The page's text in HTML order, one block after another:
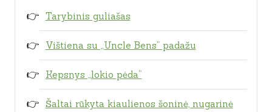
Tarybinis guliašas
Vištiena su „Uncle Bens” padažu
Kepsnys „lokio pėda“
Šaltai rūkyta kiaulienos šoninė, nugarinė